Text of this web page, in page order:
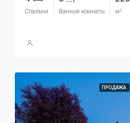
Спальни Ванные комнаты м²
ПРОДАЖА